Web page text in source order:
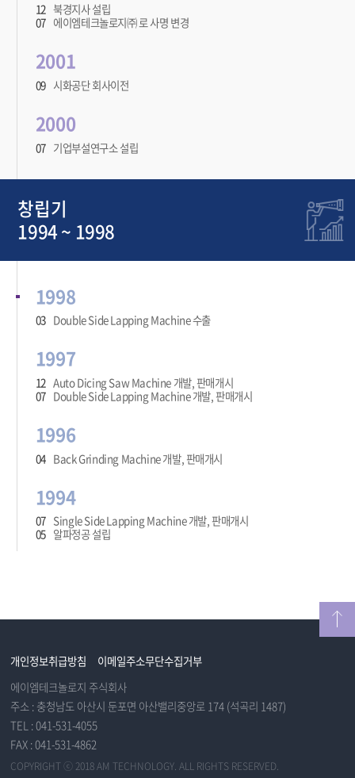
12 북경지사 설립
07 에이엠테크놀로지㈜ 로 사명 변경
2001
09 시화공단 회사이전
2000
07 기업부설연구소 설립
창립기
1994 ~ 1998
1998
03 Double Side Lapping Machine 수출
1997
12 Auto Dicing Saw Machine 개발, 판매개시
07 Double Side Lapping Machine 개발, 판매개시
1996
04 Back Grinding Machine 개발, 판매개시
1994
07 Single Side Lapping Machine 개발, 판매개시
05 알파정공 설립
개인정보취급방침
이메일주소무단수집거부
에이엠테크놀로지 주식회사
주소 : 충청남도 아산시 둔포면 아산밸리중앙로 174 (석곡리 1487)
TEL : 041-531-4055
FAX : 041-531-4862
COPYRIGHT ⓒ 2018 AM TECHNOLOGY. ALL RIGHTS RESERVED.